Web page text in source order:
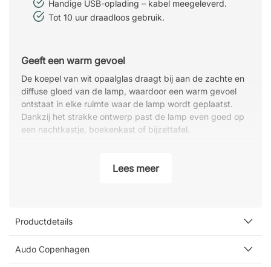
Handige USB-oplading – kabel meegeleverd.
Tot 10 uur draadloos gebruik.
Geeft een warm gevoel
De koepel van wit opaalglas draagt bij aan de zachte en
diffuse gloed van de lamp, waardoor een warm gevoel
ontstaat in elke ruimte waar de lamp wordt geplaatst.
Dankzij het strakke ontwerp past de lamp even goed op
een nachtkastje, boekenkast of bijzettafel.
De JWDA heeft een voet van gelakt staal en is voorzien
detail in elke kamer.
Lees meer
Productdetails
Audo Copenhagen